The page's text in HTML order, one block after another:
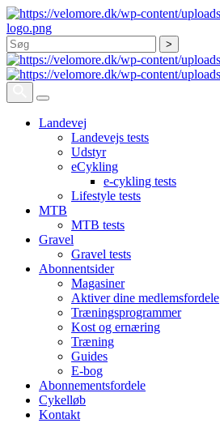
Søg
Landevej
Landevejs tests
Udstyr
eCykling
e-cykling tests
Lifestyle tests
MTB
MTB tests
Gravel
Gravel tests
Abonnentsider
Magasiner
Aktiver dine medlemsfordele
Træningsprogrammer
Kost og ernæring
Træning
Guides
E-bog
Abonnementsfordele
Cykelløb
Kontakt